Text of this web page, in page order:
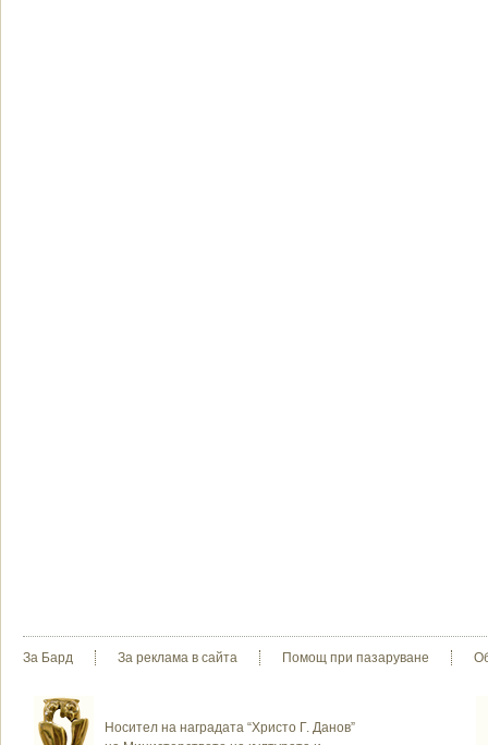
За Бард За реклама в сайта Помощ при пазаруване
Носител на наградата “Христо Г. Данов”